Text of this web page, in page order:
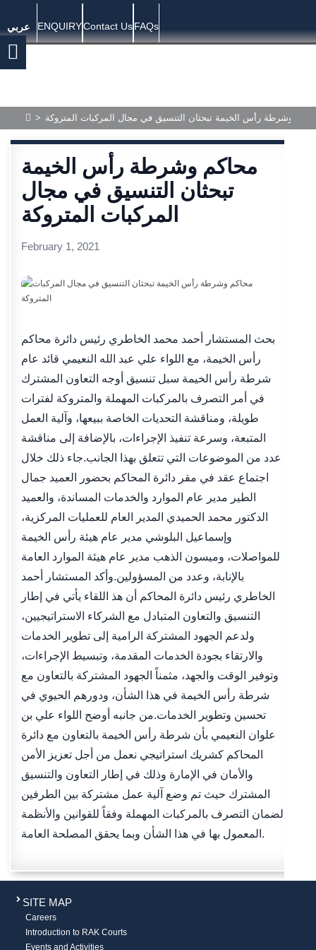
عربي ENQUIRYContact UsFAQs
> وشرطة رأس الخيمة تبحثان التنسيق في مجال المركبات المتروكة
محاكم وشرطة رأس الخيمة
تبحثان التنسيق في مجال
المركبات المتروكة
February 1, 2021
بحث المستشار أحمد محمد الخاطري رئيس دائرة محاكم
رأس الخيمة، مع اللواء علي عبد الله النعيمي قائد عام
شرطة رأس الخيمة سبل تنسيق أوجه التعاون المشترك
في أمر التصرف بالمركبات المهملة والمتروكة لفترات
طويلة، ومناقشة التحديات الخاصة ببيعها، وآلية العمل
المتبعة، وسرعة تنفيذ الإجراءات، بالإضافة إلى مناقشة
عدد من الموضوعات التي تتعلق بهذا الجانب.جاء ذلك خلال
اجتماع عقد في مقر دائرة المحاكم بحضور العميد جمال
الطير مدير عام الموارد والخدمات المساندة، والعميد
الدكتور محمد الحميدي المدير العام للعمليات المركزية،
وإسماعيل البلوشي مدير عام هيئة رأس الخيمة
للمواصلات، وميسون الذهب مدير عام هيئة الموارد العامة
بالإنابة، وعدد من المسؤولين.وأكد المستشار أحمد
الخاطري رئيس دائرة المحاكم أن هذ اللقاء يأتي في إطار
التنسيق والتعاون المتبادل مع الشركاء الاستراتيجيين،
ولدعم الجهود المشتركة الرامية إلى تطوير الخدمات
والارتقاء بجودة الخدمات المقدمة، وتبسيط الإجراءات،
وتوفير الوقت والجهد، مثمناً الجهود المشتركة بالتعاون مع
شرطة رأس الخيمة في هذا الشأن، ودورهم الحيوي في
تحسين وتطوير الخدمات.من جانبه أوضح اللواء علي بن
علوان النعيمي بأن شرطة رأس الخيمة بالتعاون مع دائرة
المحاكم كشريك استراتيجي نعمل من أجل تعزيز الأمن
والأمان في الإمارة وذلك في إطار التعاون والتنسيق
المشترك حيث تم وضع آلية عمل مشتركة بين الطرفين
لضمان التصرف بالمركبات المهملة وفقاً للقوانين والأنظمة
المعمول بها في هذا الشأن وبما يحقق المصلحة العامة.
SITE MAP
Careers
Introduction to RAK Courts
Events and Activities